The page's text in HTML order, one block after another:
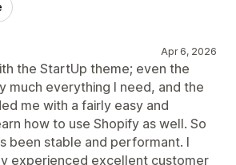
Apr 6, 2026
the StartUp theme; even the
much everything I need, and the
me with a fairly easy and
how to use Shopify as well. So
been stable and performant. I
experienced excellent customer